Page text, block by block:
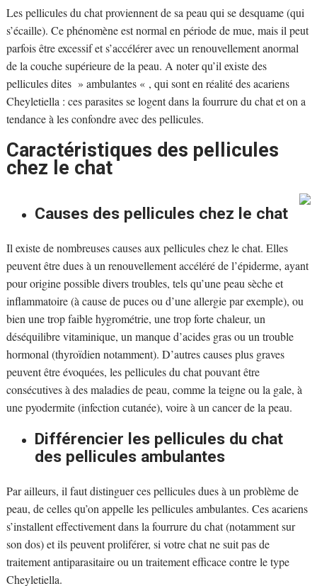
Les pellicules du chat proviennent de sa peau qui se desquame (qui
s’écaille). Ce phénomène est normal en période de mue, mais il peut
parfois être excessif et s’accélérer avec un renouvellement anormal
de la couche supérieure de la peau. A noter qu’il existe des
pellicules dites » ambulantes « , qui sont en réalité des acariens
Cheyletiella : ces parasites se logent dans la fourrure du chat et on a
tendance à les confondre avec des pellicules.
Caractéristiques des pellicules
chez le chat
Causes des pellicules chez le chat
Il existe de nombreuses causes aux pellicules chez le chat. Elles
peuvent être dues à un renouvellement accéléré de l’épiderme, ayant
pour origine possible divers troubles, tels qu’une peau sèche et
inflammatoire (à cause de puces ou d’une allergie par exemple), ou
bien une trop faible hygrométrie, une trop forte chaleur, un
déséquilibre vitaminique, un manque d’acides gras ou un trouble
hormonal (thyroïdien notamment). D’autres causes plus graves
peuvent être évoquées, les pellicules du chat pouvant être
consécutives à des maladies de peau, comme la teigne ou la gale, à
une pyodermite (infection cutanée), voire à un cancer de la peau.
Différencier les pellicules du chat
des pellicules ambulantes
Par ailleurs, il faut distinguer ces pellicules dues à un problème de
peau, de celles qu’on appelle les pellicules ambulantes. Ces acariens
s’installent effectivement dans la fourrure du chat (notamment sur
son dos) et ils peuvent proliférer, si votre chat ne suit pas de
traitement antiparasitaire ou un traitement efficace contre le type
Cheyletiella.